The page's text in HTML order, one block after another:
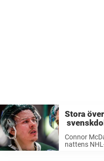
Stora
Connor
nattens